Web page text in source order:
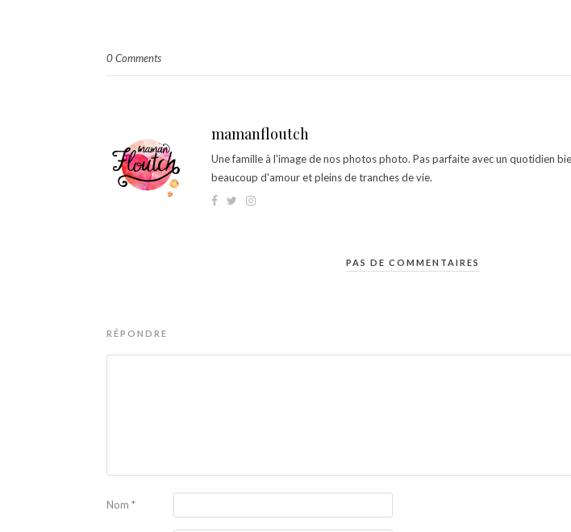
0 Comments
mamanfloutch
Une famille à l'image de nos photos photo. Pas parfaite avec un quotidien
beaucoup d'amour et pleins de tranches de vie.
PAS DE COMMENTAIRES
RÉPONDRE
Nom *